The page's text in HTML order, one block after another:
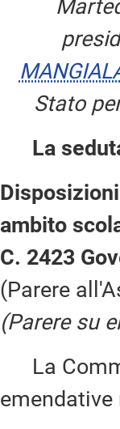
Stato
La
ambito
C. 2423
(Parere
(Parere su
La